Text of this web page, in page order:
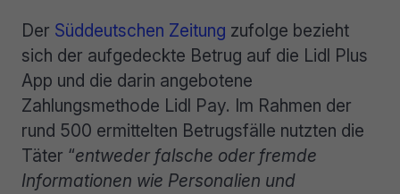
Der Süddeutschen Zeitung zufolge bezieht
sich der aufgedeckte Betrug auf die Lidl Plus
App und die darin angebotene
Zahlungsmethode Lidl Pay. Im Rahmen der
rund 500 ermittelten Betrugsfälle nutzten die
Täter “entweder falsche oder fremde
Informationen wie Personalien und